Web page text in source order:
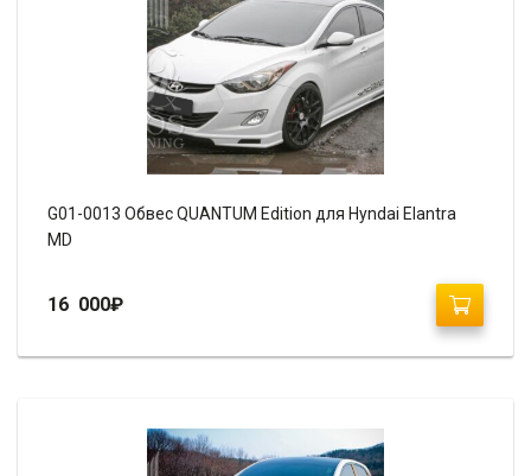
G01-0013 Обвес QUANTUM Edition для Hyndai Elantra
MD
16 000₽